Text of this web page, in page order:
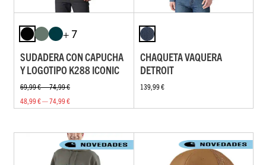
+ 7
SUDADERA CON CAPUCHA
Y LOGOTIPO K288 ICONIC
69,99 € — 74,99 €
48,99 € — 74,99 €
CHAQUETA VAQUERA
DETROIT
139,99 €